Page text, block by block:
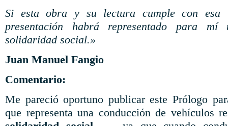
Si esta obra y su lectura cumple con esa
presentación habrá representado para
solidaridad social.»
Juan Manuel Fangio
Comentario:
Me pareció oportuno publicar este Prólogo
que representa una conducción de vehículos